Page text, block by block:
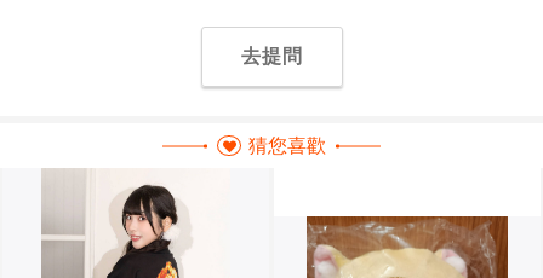
去提問
猜您喜歡